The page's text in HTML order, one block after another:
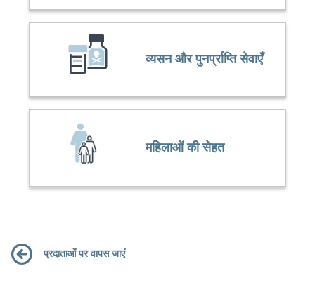
व्यसन और पुनर्प्राप्ति सेवाएँ
महिलाओं की सेहत
प्रदाताओं पर वापस जाएं